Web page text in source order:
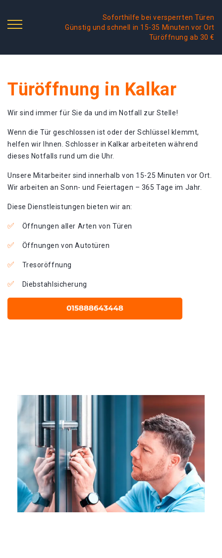
Soforthilfe bei versperrten Türen
Günstig und schnell in 15-35 Minuten vor Ort
Türöffnung ab 30 €
Türöffnung in Kalkar
Wir sind immer für Sie da und im Notfall zur Stelle!
Wenn die Tür geschlossen ist oder der Schlüssel klemmt,
helfen wir Ihnen. Schlosser in Kalkar arbeiteten während
dieses Notfalls rund um die Uhr.
Unsere Mitarbeiter sind innerhalb von 15-25 Minuten vor Ort.
Wir arbeiten an Sonn- und Feiertagen – 365 Tage im Jahr.
Diese Dienstleistungen bieten wir an:
Öffnungen aller Arten von Türen
Öffnungen von Autotüren
Tresoröffnung
Diebstahlsicherung